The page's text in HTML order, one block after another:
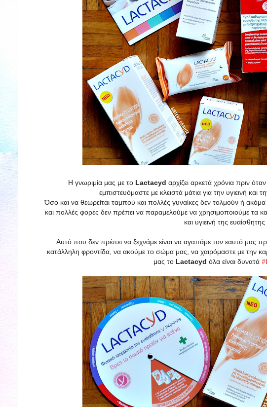
Η γνωριμία μας με το Lactacyd αρχίζει αρκετά χρόνια πριν
εμπιστευόμαστε με κλειστά μάτια για την υγιεινή και
Όσο και να θεωρείται ταμπού και πολλές γυναίκες δεν τολμούν ή ακόμα
και πολλές φορές δεν πρέπει να παραμελούμε να χρησιμοποιούμε τα
και υγιεινή της ευαίσθητης
Αυτό που δεν πρέπει να ξεχνάμε είναι να αγαπάμε τον εαυτό μας
κατάλληλη φροντίδα, να ακούμε το σώμα μας, να χαιρόμαστε με την
μας το Lactacyd όλα είναι δυνατά